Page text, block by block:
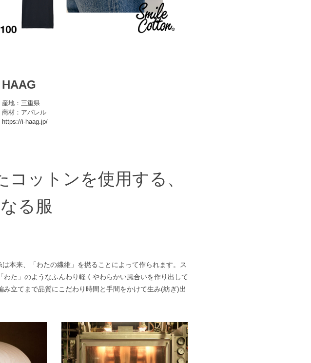
HAAG
産地：三重県
商材：アパレル
https://i-haag.jp/
ットンを使用する、
る服
本来、「わたの繊維」を撚ることによって作られます。ス
た」のようなふんわり軽くやわらかい風合いを作り出して
立てまで品質にこだわり時間と手間をかけて生み(紡ぎ)出